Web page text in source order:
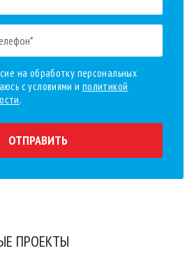
на обработку персональных
с условиями и политикой
.
ОТПРАВИТЬ
ПРОЕКТЫ